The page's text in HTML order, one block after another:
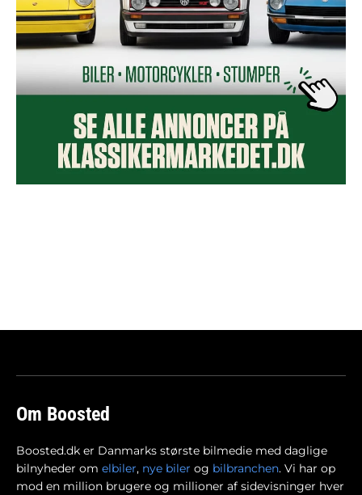
Om Boosted
Boosted.dk er Danmarks største bilmedie med daglige
bilnyheder om elbiler, nye biler og bilbranchen. Vi har op
mod en million brugere og millioner af sidevisninger hver